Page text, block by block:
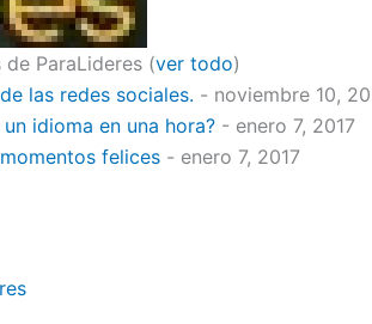
ParaLideres (ver todo)
las redes sociales. - noviembre 10,
idioma en una hora? - enero 7, 2017
felices - enero 7, 2017